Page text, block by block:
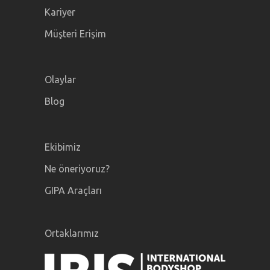
Kariyer
Müşteri Erişim
Olaylar
Blog
Ekibimiz
Ne öneriyoruz?
GIPA Araçları
Ortaklarımız